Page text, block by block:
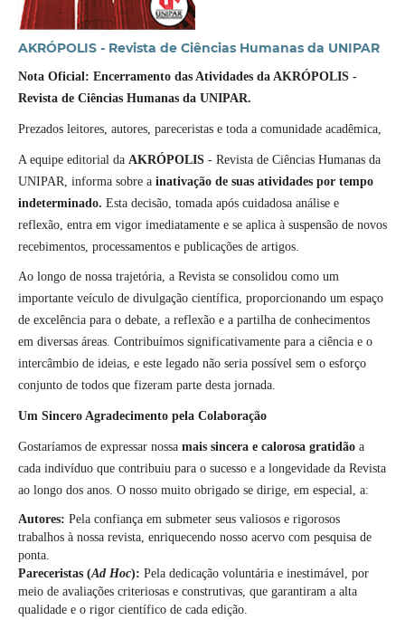
AKRÓPOLIS - Revista de Ciências Humanas da UNIPAR
Nota Oficial: Encerramento das Atividades da AKRÓPOLIS -
Revista de Ciências Humanas da UNIPAR.
Prezados leitores, autores, pareceristas e toda a comunidade acadêmica,
A equipe editorial da AKRÓPOLIS- Revista de Ciências Humanas da
UNIPAR, informa sobre a inativação de suas atividades por tempo
indeterminado. Esta decisão, tomada após cuidadosa análise e
reflexão, entra em vigor imediatamente e se aplica à suspensão de novos
recebimentos, processamentos e publicações de artigos.
Ao longo de nossa trajetória, a Revista se consolidou como um
importante veículo de divulgação científica, proporcionando um espaço
de excelência para o debate, a reflexão e a partilha de conhecimentos
em diversas áreas. Contribuímos significativamente para a ciência e o
intercâmbio de ideias, e este legado não seria possível sem o esforço
conjunto de todos que fizeram parte desta jornada.
Um Sincero Agradecimento pela Colaboração
Gostaríamos de expressar nossa mais sincera e calorosa gratidãoa
cada indivíduo que contribuiu para o sucesso e a longevidade da Revista
ao longo dos anos. O nosso muito obrigado se dirige, em especial, a:
Autores: Pela confiança em submeter seus valiosos e rigorosos
trabalhos à nossa revista, enriquecendo nosso acervo com pesquisa de
ponta.
Pareceristas (Ad Hoc): Pela dedicação voluntária e inestimável, por
meio de avaliações criteriosas e construtivas, que garantiram a alta
qualidade e o rigor científico de cada edição.